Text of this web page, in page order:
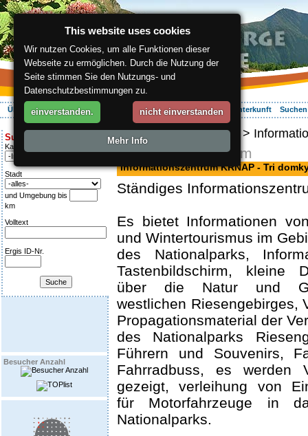
Über die Region Aktiv Erleben Entspannung Ihr Urlaub Unterkunft
Suche:
Kategorie
Stadt
und Umgebung bis
km
Volltext
Ergis ID-Nr.
Besucher Anzahl
ergis.cz>Info Service >
Informationszentrum
Informationszentrum KRNAP - Tri
Ständiges
Es bietet Informationen
und Wintertourismus im
des Nationalparks,
Tastenbildschirm, kleine
über die Natur und
westlichen Riesengebirges,
Propagationsmaterial der
des Nationalparks
Führern und Souvenirs,
Fahrradbuss, es werden
gezeigt, verleihung von
für Motorfahrzeuge in
Nationalparks.
This website uses cookies
Wir nutzen Cookies, um alle Funktionen dieser
Webseite zu ermöglichen. Durch die Nutzung der
Seite stimmen Sie den Nutzungs- und
Datenschutzbestimmungen zu.
einverstanden. nicht einverstanden
Mehr Info